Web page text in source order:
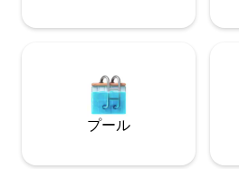
プール